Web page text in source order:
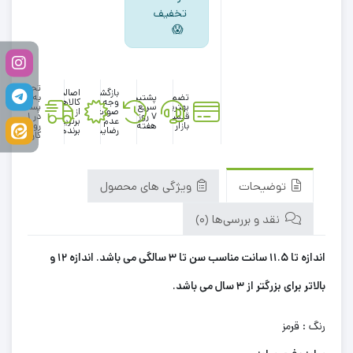
تخفیف
😱
تضمین
بهترین
قیمت
بازار
پشتیبانی
سریع در
۷ روز
هفته
بازگشت
وجه در
صورت
عدم
رضایت
اصالت
کالاها
از
برترین
برندها
تحویل
به
پست
در 1
روز
کاری
توضیحات
ویژگی های محصول
نقد و بررسی‌ها (0)
اندازه تا 11.5 سانت مناسب سن تا 3 سالگی می باشد. اندازه 12 و
بالاتر برای بزرگتر از 3 سال می باشد.
رنگ : قرمز